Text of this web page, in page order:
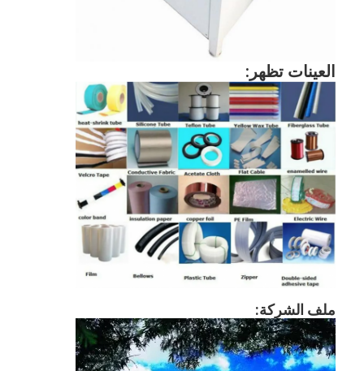
منتجات
أشرطة فيديو
العينات تظهر:
ملف الشركة: